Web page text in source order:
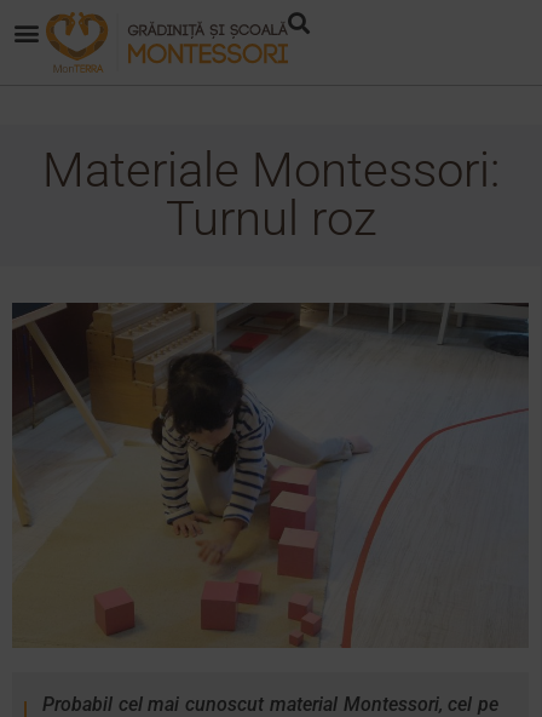
Materiale Montessori:
Turnul roz
Probabil cel mai cunoscut material Montessori, cel pe